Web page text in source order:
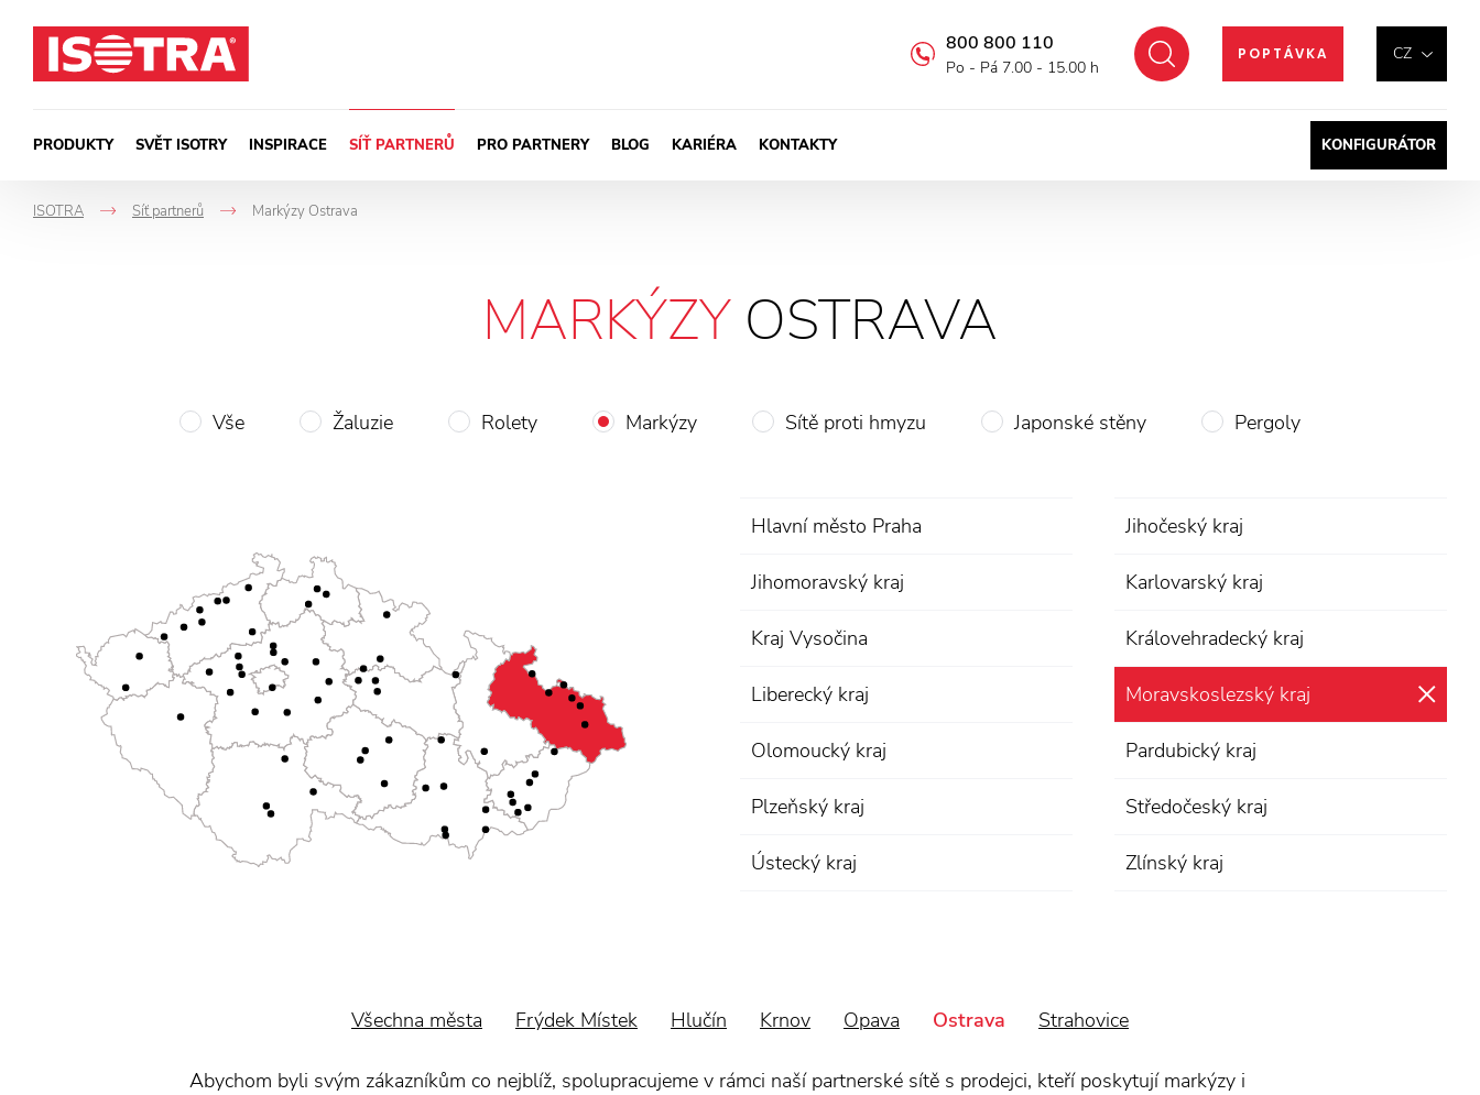
CZ
POPTÁVKA
Hledat
800 800 110
Po - Pá 7.00 - 15.00 h
PRODUKTY SVĚT ISOTRY INSPIRACE SÍŤ PARTNERŮ PRO PARTNERY BLOG KARIÉRA KONTAKTY KONFIGURÁTOR
ISOTRA
->
Síť partnerů Markýzy Ostrava
MARKÝZY OSTRAVA
Vše Žaluzie Rolety Markýzy Sítě proti hmyzu Japonské stěny Pergoly
Hlavní město Praha Jihočeský kraj
Jihomoravský kraj Karlovarský kraj
Kraj Vysočina Královehradecký kraj
Liberecký kraj Moravskoslezský kraj
Olomoucký kraj
Pardubický kraj
Plzeňský kraj Středočeský kraj
Ústecký kraj Zlínský kraj
Všechna města Frýdek Místek Hlučín Krnov Opava Ostrava Strahovice
Abychom byli svým zákazníkům co nejblíž, spolupracujeme v rámci naší partnerské sítě s prodejci, kteří poskytují markýzy i